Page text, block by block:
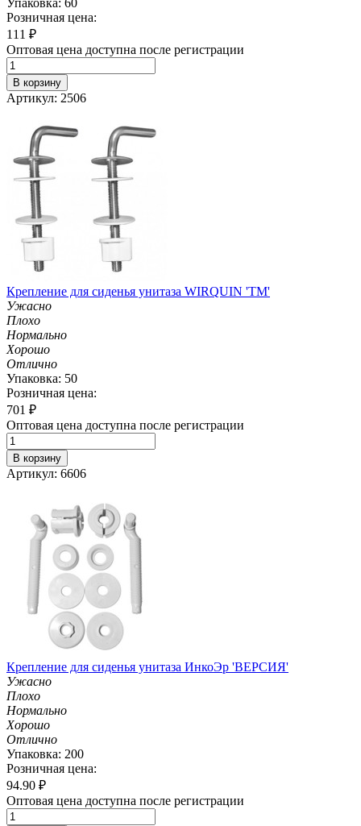
Розничная цена:
111 ₽
Оптовая цена доступна после регистрации
В корзину
Артикул: 2506
Крепление для сиденья унитаза WIRQUIN 'ТМ'
Ужасно
Плохо
Нормально
Хорошо
Отлично
Упаковка: 50
Розничная цена:
701 ₽
Оптовая цена доступна после регистрации
В корзину
Артикул: 6606
Крепление для сиденья унитаза ИнкоЭр 'ВЕРСИЯ'
Ужасно
Плохо
Нормально
Хорошо
Отлично
Упаковка: 200
Розничная цена:
94.90 ₽
Оптовая цена доступна после регистрации